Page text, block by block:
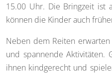
15.00 Uhr. Die Bringzeit ist
können die Kinder auch
Neben dem Reiten
und spannende Aktivitäten.
ihnen kindgerecht und